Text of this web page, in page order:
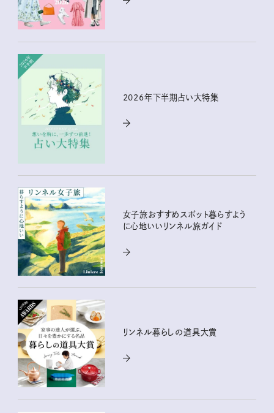
2026年下半期占い大特集
女子旅おすすめスポット暮らすよう
に心地いいリンネル旅ガイド
リンネル暮らしの道具大賞